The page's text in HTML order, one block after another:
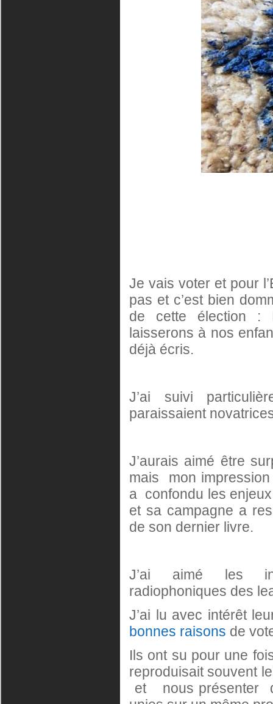
Je vais voter et pour
pas et c’est bien
de cette élection :
laisserons à nos
déjà écris.
J’ai suivi
paraissaient
J’aurais aimé être
mais mon
a confondu les
et sa campagne a
de son dernier livre.
J’ai aimé les
radiophoniques des
J’ai lu avec intérêt
bonnes raisons de
Ils ont su pour une
reproduisait souvent
et nous présenter